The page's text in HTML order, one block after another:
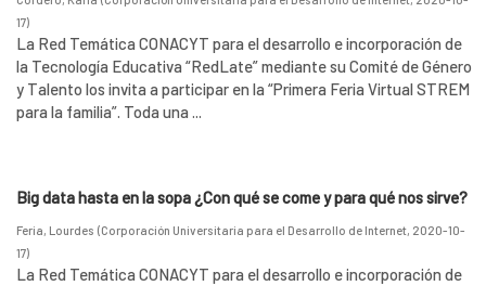
17)
La Red Temática CONACYT para el desarrollo e incorporación de
la Tecnología Educativa “RedLate” mediante su Comité de Género
y Talento los invita a participar en la “Primera Feria Virtual STREM
para la familia”. Toda una ...
Big data hasta en la sopa ¿Con qué se come y para qué nos sirve?
Feria, Lourdes (Corporación Universitaria para el Desarrollo de Internet, 2020-10-
17)
La Red Temática CONACYT para el desarrollo e incorporación de